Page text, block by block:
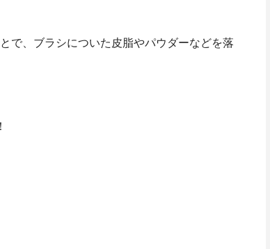
で、ブラシについた皮脂やパウダーなどを落